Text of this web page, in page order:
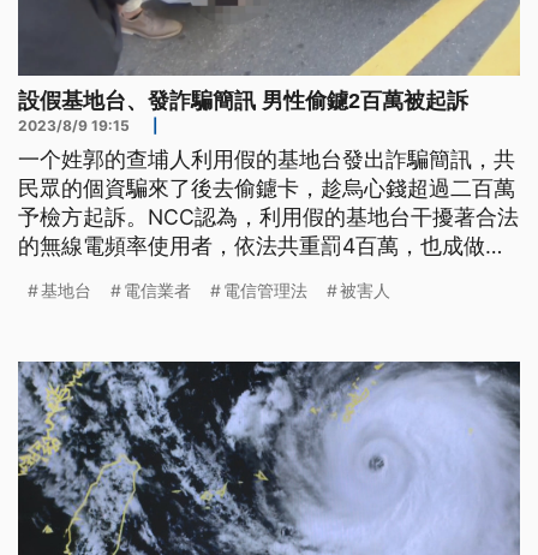
設假基地台、發詐騙簡訊 男性偷鑢2百萬被起訴
2023/8/9 19:15
一个姓郭的查埔人利用假的基地台發出詐騙簡訊，共
民眾的個資騙來了後去偷鑢卡，趁烏心錢超過二百萬
予檢方起訴。NCC認為，利用假的基地台干擾著合法
的無線電頻率使用者，依法共重罰4百萬，也成做國
基地台 電信業者 電信管理法 被害人